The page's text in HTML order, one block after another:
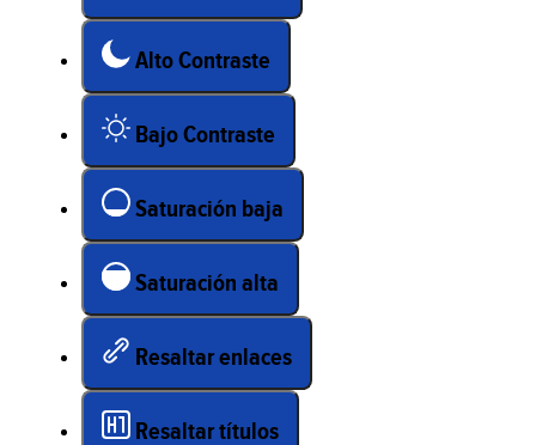
Alto Contraste
Bajo Contraste
Saturación baja
Saturación alta
Resaltar enlaces
Resaltar títulos